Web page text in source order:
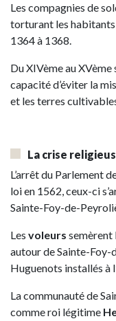
Les compagnies de
torturant les
1364 à 1368.
Du XIVème au XVème
capacité d’éviter la
et les terres
La crise
L’arrêt du Parlement
loi en 1562, ceux-ci
Sainte-Foy-de-
Les voleurs semèrent
autour de Sainte-Foy-
Huguenots installés à
La communauté de
comme roi légitime